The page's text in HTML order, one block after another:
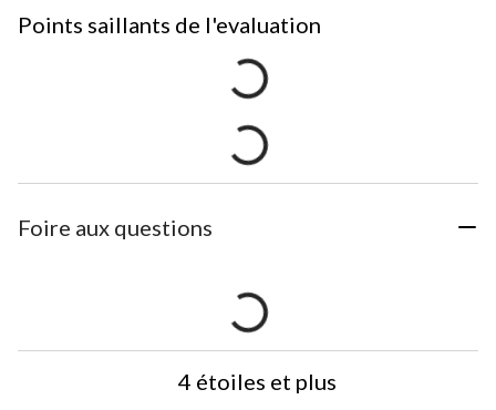
Points saillants de l'evaluation
Foire aux questions
4 étoiles et plus